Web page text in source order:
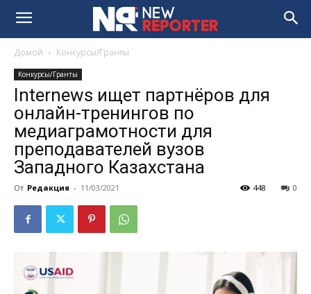
Домой Конкурсы/Гранты
Конкурсы/Гранты
Internews ищет партнёров для
онлайн-тренингов по
медиаграмотности для
преподавателей вузов
Западного Казахстана
От Редакция - 11/03/2021 0
448